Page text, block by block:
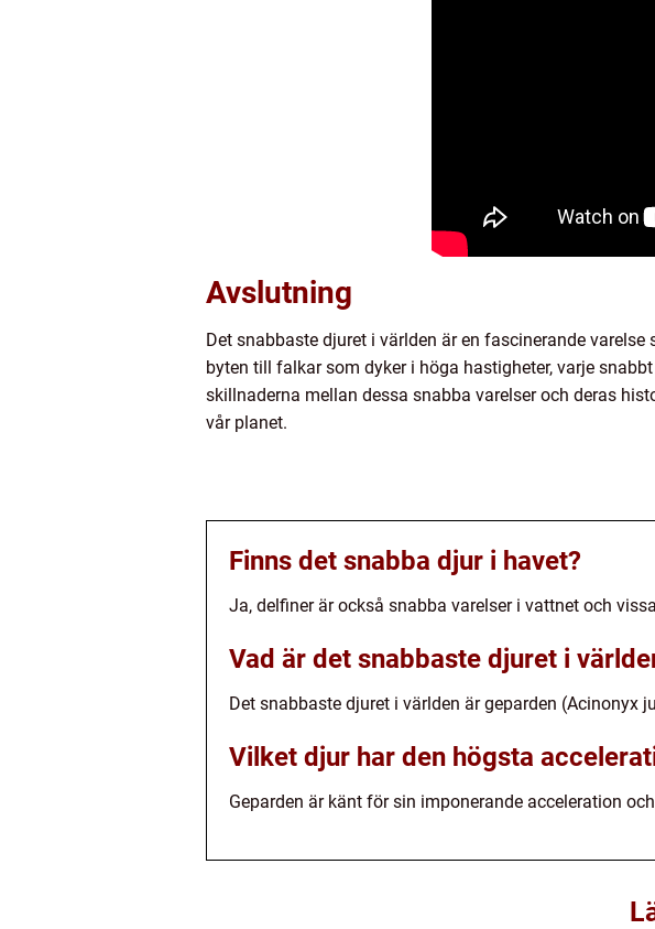
Avslutning
Det snabbaste djuret i världen är en fascinerande
byten till falkar som dyker i höga hastigheter, varje
skillnaderna mellan dessa snabba varelser och deras
vår planet.
Finns det snabba djur i havet?
Ja, delfiner är också snabba varelser i vattnet och
Vad är det snabbaste djuret i
Det snabbaste djuret i världen är geparden (Acinonyx
Vilket djur har den högsta
Geparden är känt för sin imponerande acceleration